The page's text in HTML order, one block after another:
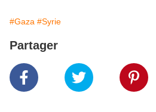
#Gaza #Syrie
Partager